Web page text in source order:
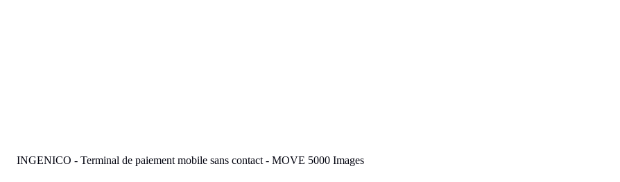
INGENICO - Terminal de paiement mobile sans contact - MOVE 5000 Images